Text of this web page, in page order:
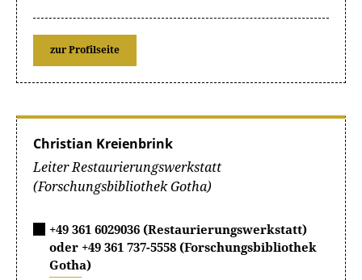
zur Profilseite
Christian Kreienbrink
Leiter Restaurierungswerkstatt
(Forschungsbibliothek Gotha)
+49 361 6029036 (Restaurierungswerkstatt)
oder +49 361 737-5558 (Forschungsbibliothek
Gotha)